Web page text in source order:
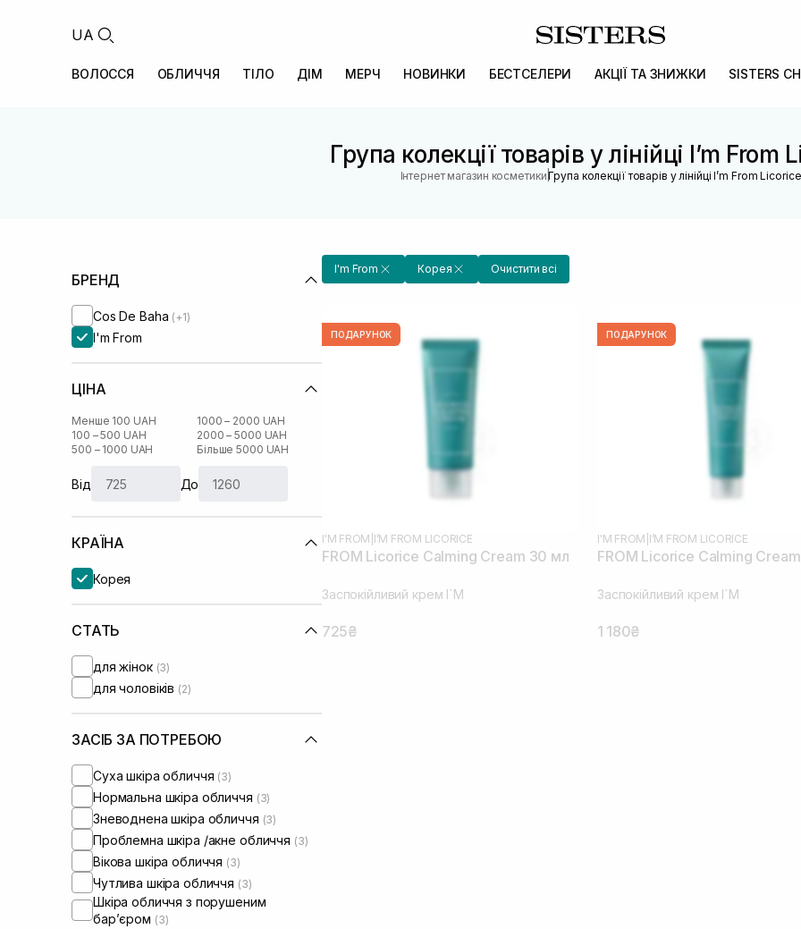
UA
ВОЛОССЯ ОБЛИЧЧЯ ТІЛО ДІМ МЕРЧ НОВИНКИ БЕСТСЕЛЕРИ АКЦІЇ ТА ЗНИЖКИ SISTERS
Група колекції товарів у лінійці I’m From
Інтернет магазин косметики |Група колекції товарів у лінійці I’m From Licorice
БРЕНД
Cos De Baha (+1)
I'm From
ЦІНА
Менше 100 UAH
100 – 500 UAH
500 – 1000 UAH
1000 – 2000 UAH
2000 – 5000 UAH
Більше 5000 UAH
Від До
КРАЇНА
Корея
СТАТЬ
для жінок (3)
для чоловіків (2)
ЗАСІБ ЗА ПОТРЕБОЮ
Суха шкіра обличчя (3)
Нормальна шкіра обличчя (3)
Зневоднена шкіра обличчя (3)
Проблемна шкіра /акне обличчя (3)
Вікова шкіра обличчя (3)
Чутлива шкіра обличчя (3)
Шкіра обличчя з порушеним
барʼєром (3)
I'm From Корея Очистити всі
ПОДАРУНОК
I'M FROM I’M FROM LICORICE
FROM Licorice Calming Cream 30 мл
Заспокійливий крем I`M
725₴
ПОДАРУНОК
I'M FROM I’M FROM LICORICE
FROM Licorice Calming
Заспокійливий крем I`M
1 180₴